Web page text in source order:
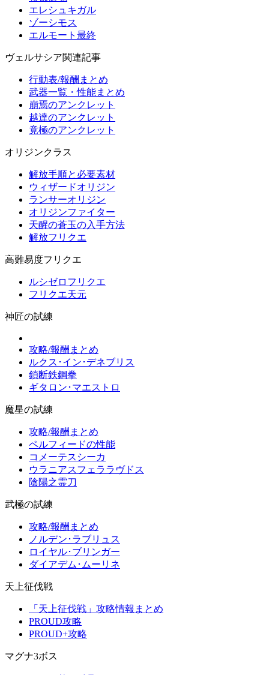
エレシュキガル
ゾーシモス
エルモート最終
ヴェルサシア関連記事
行動表/報酬まとめ
武器一覧・性能まとめ
崩焉のアンクレット
越達のアンクレット
竟極のアンクレット
オリジンクラス
解放手順と必要素材
ウィザードオリジン
ランサーオリジン
オリジンファイター
天醒の蒼玉の入手方法
解放フリクエ
高難易度フリクエ
ルシゼロフリクエ
フリクエ天元
神匠の試練
攻略/報酬まとめ
ルクス･イン･デネブリス
鎖断鉄鋼拳
ギタロン･マエストロ
魔星の試練
攻略/報酬まとめ
ペルフィードの性能
コメーテスシーカ
ウラニアスフェララヴドス
陰陽之霊刀
武極の試練
攻略/報酬まとめ
ノルデン･ラブリュス
ロイヤル･ブリンガー
ダイアデム･ムーリネ
天上征伐戦
「天上征伐戦」攻略情報まとめ
PROUD攻略
PROUD+攻略
マグナ3ボス